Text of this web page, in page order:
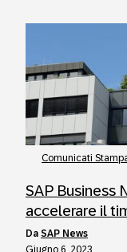
Comunicati
SAP Business
accelerare il
da SAP News
Giugno 6, 2023